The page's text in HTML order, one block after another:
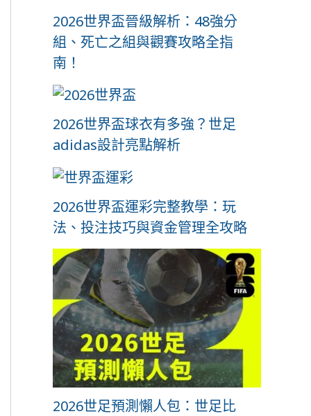
2026世界盃晉級解析：48強分
組、死亡之組與觀賽攻略全指
南！
2026世界盃球衣有多強？世足
adidas設計亮點解析
2026世界盃運彩完整教學：玩
法、投注技巧與資金管理全攻略
2026世足預測懶人包：世足比